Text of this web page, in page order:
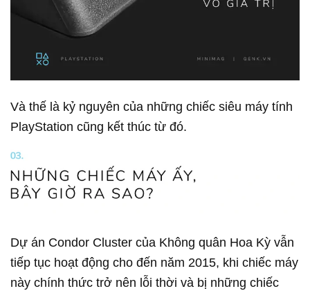
Và thế là kỷ nguyên của những chiếc siêu máy tính
PlayStation cũng kết thúc từ đó.
Dự án Condor Cluster của Không quân Hoa Kỳ vẫn
tiếp tục hoạt động cho đến năm 2015, khi chiếc máy
này chính thức trở nên lỗi thời và bị những chiếc